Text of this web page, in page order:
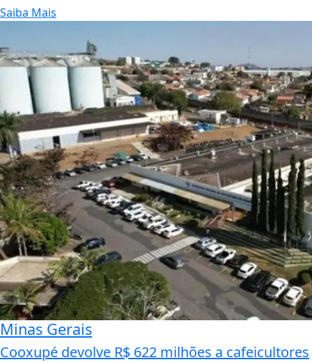
Saiba Mais
Minas Gerais
Cooxupé devolve R$ 622 milhões a cafeicultores